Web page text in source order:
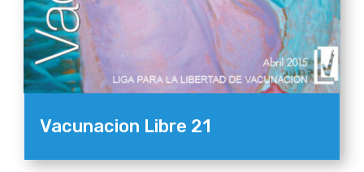
Vacunacion Libre 21